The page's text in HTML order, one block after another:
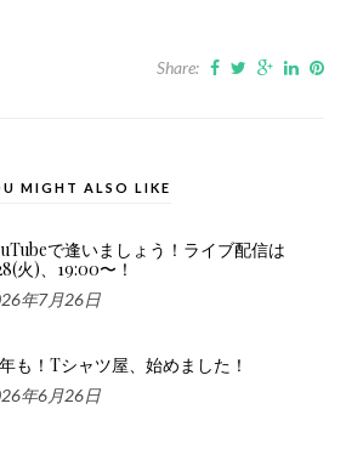
Share:
MIGHT ALSO LIKE
で逢いましょう！ライブ配信は
火)、19:00〜！
年7月26日
も！Tシャツ屋、始めました！
年6月26日